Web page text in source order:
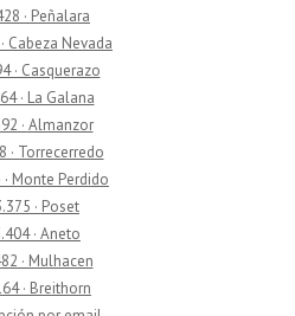
· Peñalara
Cabeza Nevada
· Casquerazo
· La Galana
· Almanzor
· Torrecerredo
· Monte Perdido
· Poset
· Aneto
· Mulhacen
· Breithorn